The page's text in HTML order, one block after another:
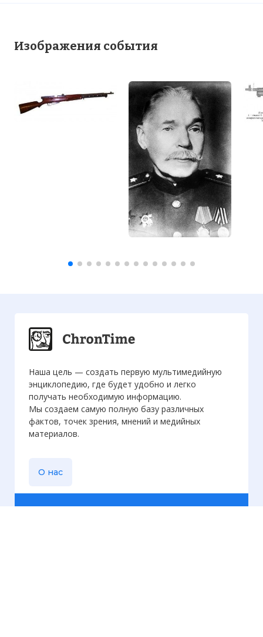
Изображения события
Наша цель — создать первую мультимедийную
энциклопедию, где будет удобно и легко
получать необходимую информацию.
Мы создаем самую полную базу различных
фактов, точек зрения, мнений и медийных
материалов.
О нас